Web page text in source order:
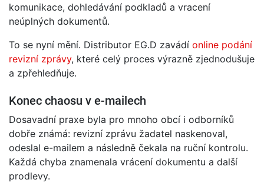
komunikace, dohledávání podkladů a vracení
neúplných dokumentů.
To se nyní mění. Distributor EG.D zavádí online podání
revizní zprávy, které celý proces výrazně zjednodušuje
a zpřehledňuje.
Konec chaosu v e-mailech
Dosavadní praxe byla pro mnoho obcí i odborníků
dobře známá: revizní zprávu žadatel naskenoval,
odeslal e-mailem a následně čekala na ruční kontrolu.
Každá chyba znamenala vrácení dokumentu a další
prodlevy.